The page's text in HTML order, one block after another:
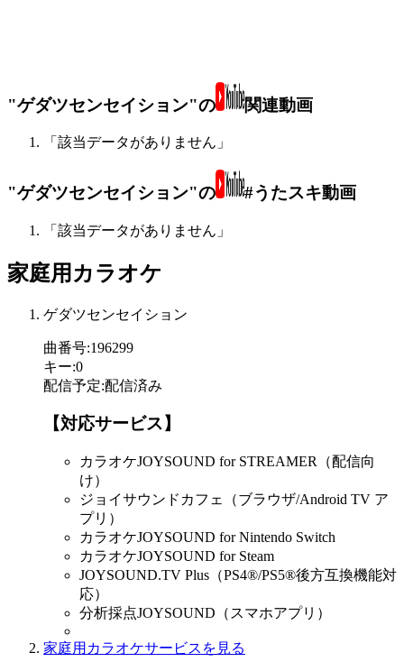
"ゲダツセンセイション"の 関連動画
「該当データがありません」
"ゲダツセンセイション"の #うたスキ動画
「該当データがありません」
家庭用カラオケ
ゲダツセンセイション
曲番号:196299
キー:0
配信予定:配信済み
【対応サービス】
カラオケJOYSOUND for STREAMER（配信向
け）
ジョイサウンドカフェ（ブラウザ/Android TV ア
プリ）
カラオケJOYSOUND for Nintendo Switch
カラオケJOYSOUND for Steam
JOYSOUND.TV Plus（PS4®/PS5®後方互換機能対
応）
分析採点JOYSOUND（スマホアプリ）
家庭用カラオケサービスを見る